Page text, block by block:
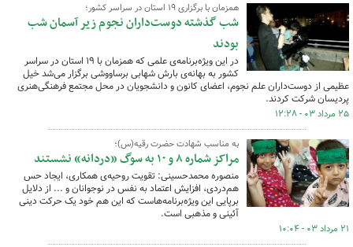
همزمان با برگزاری ۱۹ استان در سراسر کشور؛
شب گذشته دوست‌داران نجوم زیر آسمان شب
بودند
در این ویژه‌برنامه‌ی علمی که همزمان با ۱۹ استان در سراسر
کشور به بهانه‌ی بارش شهابی برساووشی برگزار می‌شد خیل
عظیمی از دوست‌داران علم نجوم، اعضای کانون و دانشجویان در محل مجتمع فرهنگی‌هنری
پردیسان شرکت کردند.
۲۵ مرداد ۰۳ - ۱۲:۲۸
به مناسب شهادت حضرت رقیه(س)؛
مراکز شماره ۸ و ۱۰ به سوگ «دردانه» نشستند
منصوره محمدحسینی: تقویت روحیه‌ی همکاری، ایجاد حس
هم‌دردی، افزایش اعتماد به نفس در نوجوانان و ... از دلایل
برپایی این ویژه‌برنامه‌هاست که این هم خود یک حرکت دینی
آئینی و مذهبی است.
۲۱ مرداد ۰۳ - ۱۰:۰۴